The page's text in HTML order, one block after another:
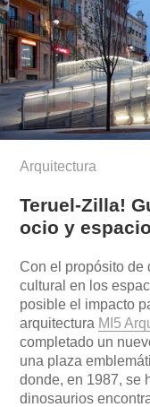
Arquitectura
Teruel-Zilla!
ocio y
Con el propósito de
cultural en los
posible el impacto
arquitectura MI5
completado un
una plaza
donde, en 1987, se
dinosaurios